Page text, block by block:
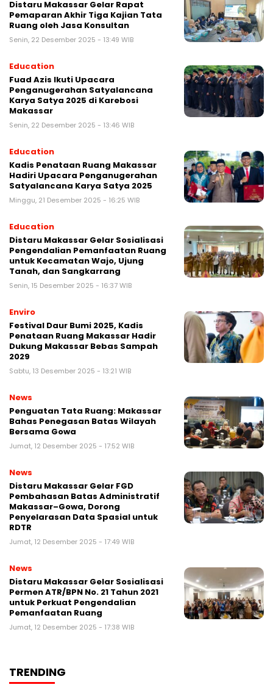
Distaru Makassar Gelar Rapat
Pemaparan Akhir Tiga Kajian Tata
Ruang oleh Jasa Konsultan
Senin, 22 Desember 2025 - 13:49 WIB
Education
Fuad Azis Ikuti Upacara
Penganugerahan Satyalancana
Karya Satya 2025 di Karebosi
Makassar
Senin, 22 Desember 2025 - 13:46 WIB
Education
Kadis Penataan Ruang Makassar
Hadiri Upacara Penganugerahan
Satyalancana Karya Satya 2025
Minggu, 21 Desember 2025 - 16:25 WIB
Education
Distaru Makassar Gelar Sosialisasi
Pengendalian Pemanfaatan Ruang
untuk Kecamatan Wajo, Ujung
Tanah, dan Sangkarrang
Senin, 15 Desember 2025 - 16:37 WIB
Enviro
Festival Daur Bumi 2025, Kadis
Penataan Ruang Makassar Hadir
Dukung Makassar Bebas Sampah
2029
Sabtu, 13 Desember 2025 - 13:21 WIB
News
Penguatan Tata Ruang: Makassar
Bahas Penegasan Batas Wilayah
Bersama Gowa
Jumat, 12 Desember 2025 - 17:52 WIB
News
Distaru Makassar Gelar FGD
Pembahasan Batas Administratif
Makassar–Gowa, Dorong
Penyelarasan Data Spasial untuk
RDTR
Jumat, 12 Desember 2025 - 17:49 WIB
News
Distaru Makassar Gelar Sosialisasi
Permen ATR/BPN No. 21 Tahun 2021
untuk Perkuat Pengendalian
Pemanfaatan Ruang
Jumat, 12 Desember 2025 - 17:38 WIB
TRENDING